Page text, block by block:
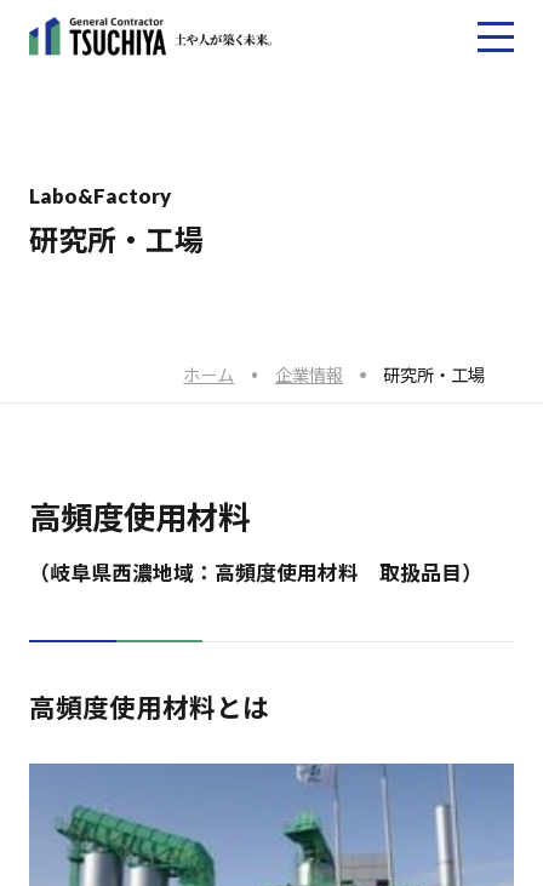
Labo&Factory
研究所・工場
ホーム 企業情報 研究所・工場
高頻度使用材料
（岐阜県西濃地域：高頻度使用材料 取扱品目）
高頻度使用材料とは